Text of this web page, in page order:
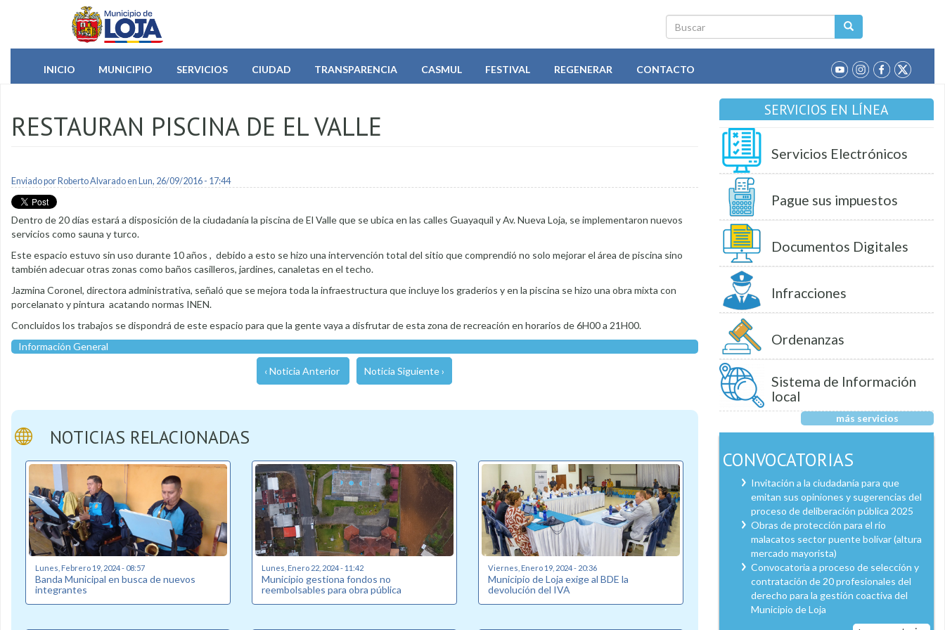
Pasar al contenido principal
Buscar
INICIO
MUNICIPIO SERVICIOS CIUDAD TRANSPARENCIA CASMUL FESTIVAL REGENERAR CONTACTO
RESTAURAN PISCINA DE EL VALLE
Enviado por Roberto Alvaradoen Lun, 26/09/2016 - 17:44
Dentro de 20 días estará a disposición de la ciudadanía la piscina de El Valle que se ubica en las calles Guayaquil y Av. Nueva Loja, se implementaron nuevos
servicios como sauna y turco.
Este espacio estuvo sin uso durante 10 años , debido a esto se hizo una intervención total del sitio que comprendió no solo mejorar el área de piscina sino
también adecuar otras zonas como baños casilleros, jardines, canaletas en el techo.
Jazmina Coronel, directora administrativa, señaló que se mejora toda la infraestructura que incluye los graderíos y en la piscina se hizo una obra mixta con
porcelanato y pintura acatando normas INEN.
Concluidos los trabajos se dispondrá de este espacio para que la gente vaya a disfrutar de esta zona de recreación en horarios de 6H00 a 21H00.
Información General
‹ Noticia Anterior Noticia Siguiente ›
NOTICIAS RELACIONADAS
Lunes, Febrero 19, 2024 - 08:57
Banda Municipal en busca de nuevos
integrantes
Lunes, Enero 22, 2024 - 11:42
Municipio gestiona fondos no
reembolsables para obra pública
Viernes, Enero 19, 2024 - 20:36
Municipio de Loja exige al BDE la
devolución del IVA
SERVICIOS EN LÍNEA
Servicios Electrónicos
Pague sus impuestos
Documentos Digitales
Infracciones
Ordenanzas
Sistema de Información
local
más servicios
CONVOCATORIAS
Invitación a la ciudadanía para que
emitan sus opiniones y sugerencias del
proceso de deliberación pública 2025
Obras de protección para el río
malacatos sector puente bolívar (altura
mercado mayorista)
Convocatoria a proceso de selección y
contratación de 20 profesionales del
derecho para la gestión coactiva del
Municipio de Loja